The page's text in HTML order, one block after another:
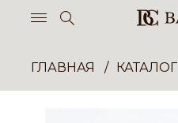
ГЛАВНАЯ КАТАЛОГ